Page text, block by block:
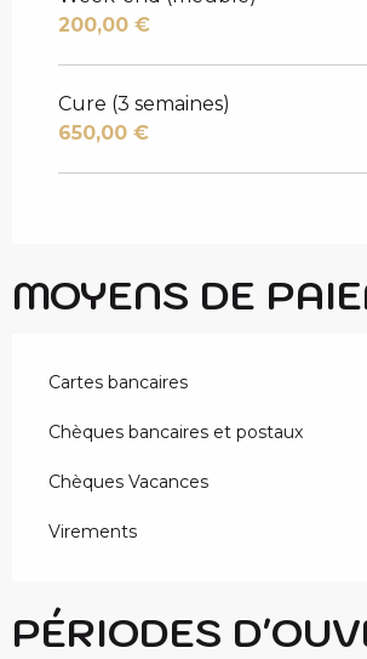
200,00 €
Cure (3 semaines)
650,00 €
MOYENS DE
Cartes bancaires
Chèques bancaires et postaux
Chèques Vacances
Virements
PÉRIODES